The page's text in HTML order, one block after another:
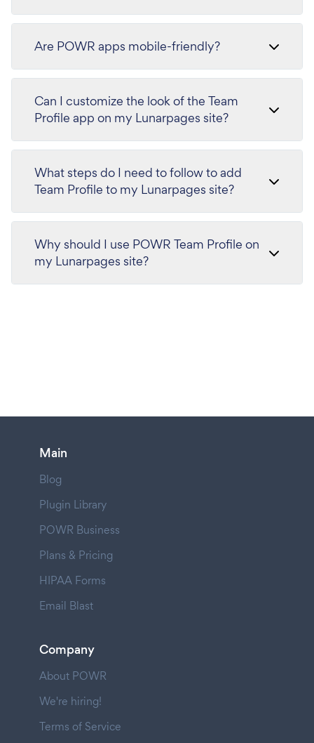
Are POWR apps mobile-friendly?
Can I customize the look of the Team
Profile app on my Lunarpages site?
What steps do I need to follow to add
Team Profile to my Lunarpages site?
Why should I use POWR Team Profile on
my Lunarpages site?
Main
Blog
Plugin Library
POWR Business
Plans & Pricing
HIPAA Forms
Email Blast
Company
About POWR
We're hiring!
Terms of Service